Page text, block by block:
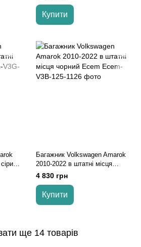
Купити
Багажник Volkswagen Amarok
2010-2022 в штатні місця
чорний Ecem
4 830 грн
Купити
ще 14 товарів